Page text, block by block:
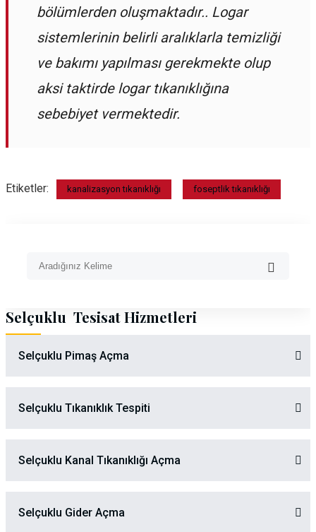
bölümlerden oluşmaktadır.. Logar
sistemlerinin belirli aralıklarla temizliği
ve bakımı yapılması gerekmekte olup
aksi taktirde logar tıkanıklığına
sebebiyet vermektedir.
Etiketler: kanalizasyon tıkanıklığı foseptlik tıkanıklığı
Selçuklu Tesisat Hizmetleri
Selçuklu Pimaş Açma
Selçuklu Tıkanıklık Tespiti
Selçuklu Kanal Tıkanıklığı Açma
Selçuklu Gider Açma